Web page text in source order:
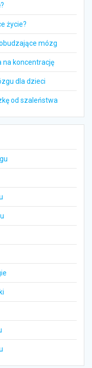
życie?
mózg
na koncentrację
dla dzieci
od szaleństwa